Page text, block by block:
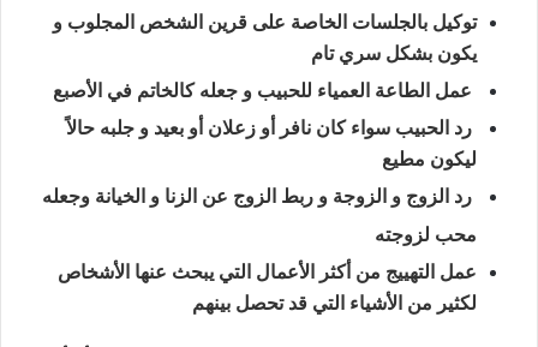
توكيل بالجلسات الخاصة على قرين الشخص المجلوب و
يكون بشكل سري تام
عمل الطاعة العمياء للحبيب و جعله كالخاتم في الأصبع
رد الحبيب سواء كان نافر أو زعلان أو بعيد و جلبه حالاً
ليكون مطيع
رد الزوج و الزوجة و ربط الزوج عن الزنا و الخيانة وجعله
محب لزوجته
عمل التهييج من أكثر الأعمال التي يبحث عنها الأشخاص
لكثير من الأشياء التي قد تحصل بينهم